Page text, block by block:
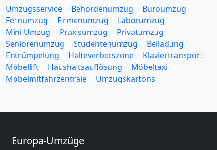
Umzugsservice Behördenumzug
Büroumzug
Fernumzug
Firmenumzug
Laborumzug
Mini Umzug
Praxisumzug
Privatumzug
Seniorenumzug
Studentenumzug
Beiladung
Entrümpelung
Halteverbotszone
Klaviertransport
Möbellift
Haushaltsauflösung
Möbeltaxi
Möbelmitfahrzentrale
Umzugskartons
Europa-Umzüge